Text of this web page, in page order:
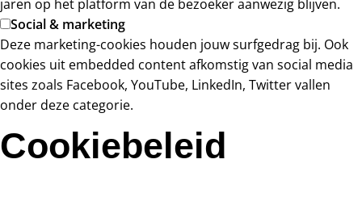
jaren op het platform van de bezoeker aanwezig blijven.
Social & marketing
Deze marketing-cookies houden jouw surfgedrag bij. Ook
cookies uit embedded content afkomstig van social media
sites zoals Facebook, YouTube, LinkedIn, Twitter vallen
onder deze categorie.
Cookiebeleid